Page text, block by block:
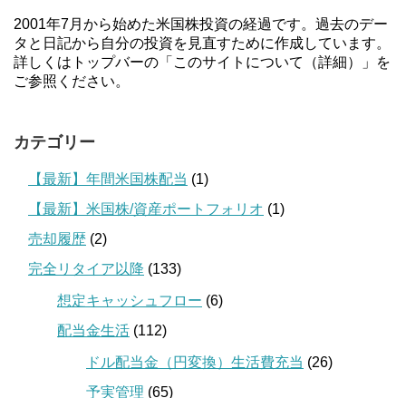
2001年7月から始めた米国株投資の経過です。過去のデー
タと日記から自分の投資を見直すために作成しています。
詳しくはトップバーの「このサイトについて（詳細）」を
ご参照ください。
カテゴリー
【最新】年間米国株配当 (1)
【最新】米国株/資産ポートフォリオ (1)
売却履歴 (2)
完全リタイア以降 (133)
想定キャッシュフロー (6)
配当金生活 (112)
ドル配当金（円変換）生活費充当 (26)
予実管理 (65)